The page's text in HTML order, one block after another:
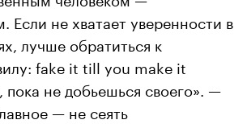
Если не хватает уверенности в
лучше обратиться к
fake it till you make it
пока не добьешься своего». —
— не сеять